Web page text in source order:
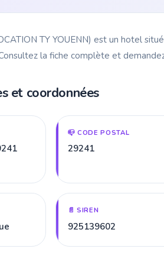
TY YOUENN) est un hotel
la fiche complète et
et coordonnées
📪 CODE POSTAL
29241
📄 SIREN
925139602